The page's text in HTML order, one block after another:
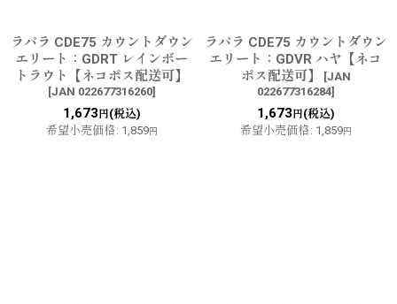
ラパラ CDE75 カウントダウン
エリート：GDRT レインボー
トラウト【ネコポス配送可】
[JAN 022677316260]
1,673 円(税込)
希望小売価格: 1,859円
ラパラ CDE75 カウントダウン
エリート：GDVR ハヤ【ネコ
ポス配送可】
[JAN
022677316284]
1,673 円(税込)
希望小売価格: 1,859円